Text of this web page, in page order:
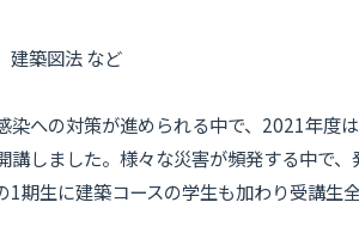
建築図法 など
への対策が進められる中で、2021年度
しました。様々な災害が頻発する中で
1期生に建築コースの学生も加わり受講